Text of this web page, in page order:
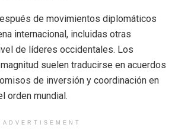
de movimientos diplomáticos
internacional, incluidas otras
de líderes occidentales. Los
suelen traducirse en acuerdos
de inversión y coordinación en
orden mundial.
ADVERTISEMENT